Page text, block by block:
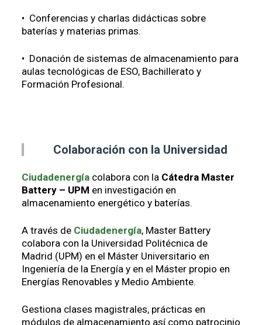
• Conferencias y charlas didácticas sobre
baterías y materias primas.
• Donación de sistemas de almacenamiento para
aulas tecnológicas de ESO, Bachillerato y
Formación Profesional.
Colaboración con la Universidad
Ciudadenergía colabora con la Cátedra Master
Battery – UPM en investigación en
almacenamiento energético y baterías.
A través de Ciudadenergía, Master Battery
colabora con la Universidad Politécnica de
Madrid (UPM) en el Máster Universitario en
Ingeniería de la Energía y en el Máster propio en
Energías Renovables y Medio Ambiente.
Gestiona clases magistrales, prácticas en
módulos de almacenamiento así como patrocinio